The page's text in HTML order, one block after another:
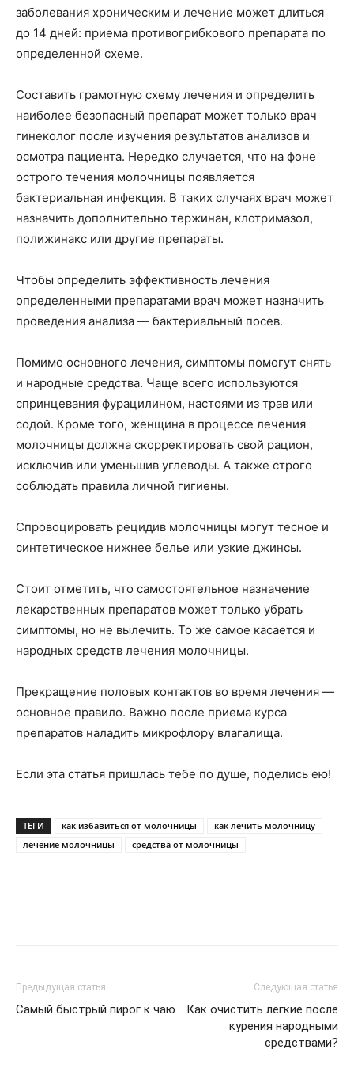
заболевания хроническим и лечение может длиться
до 14 дней: приема противогрибкового препарата по
определенной схеме.
Составить грамотную схему лечения и определить
наиболее безопасный препарат может только врач
гинеколог после изучения результатов анализов и
осмотра пациента. Нередко случается, что на фоне
острого течения молочницы появляется
бактериальная инфекция. В таких случаях врач может
назначить дополнительно тержинан, клотримазол,
полижинакс или другие препараты.
Чтобы определить эффективность лечения
определенными препаратами врач может назначить
проведения анализа — бактериальный посев.
Помимо основного лечения, симптомы помогут снять
и народные средства. Чаще всего используются
спринцевания фурацилином, настоями из трав или
содой. Кроме того, женщина в процессе лечения
молочницы должна скорректировать свой рацион,
исключив или уменьшив углеводы. А также строго
соблюдать правила личной гигиены.
Спровоцировать рецидив молочницы могут тесное и
синтетическое нижнее белье или узкие джинсы.
Стоит отметить, что самостоятельное назначение
лекарственных препаратов может только убрать
симптомы, но не вылечить. То же самое касается и
народных средств лечения молочницы.
Прекращение половых контактов во время лечения —
основное правило. Важно после приема курса
препаратов наладить микрофлору влагалища.
Если эта статья пришлась тебе по душе, поделись ею!
ТЕГИ как избавиться от молочницы
как лечить молочницу
лечение молочницы
средства от молочницы
Предыдущая статья
Самый быстрый пирог к чаю
Следующая статья
Как очистить легкие после
курения народными
средствами?